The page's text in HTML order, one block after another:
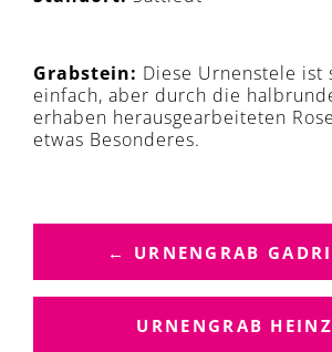
Grabstein: Diese Urnenstele ist
einfach, aber durch die
erhaben herausgearbeiteten
etwas Besonderes.
B
I
T
← URNENGRAB
URNENGRAB